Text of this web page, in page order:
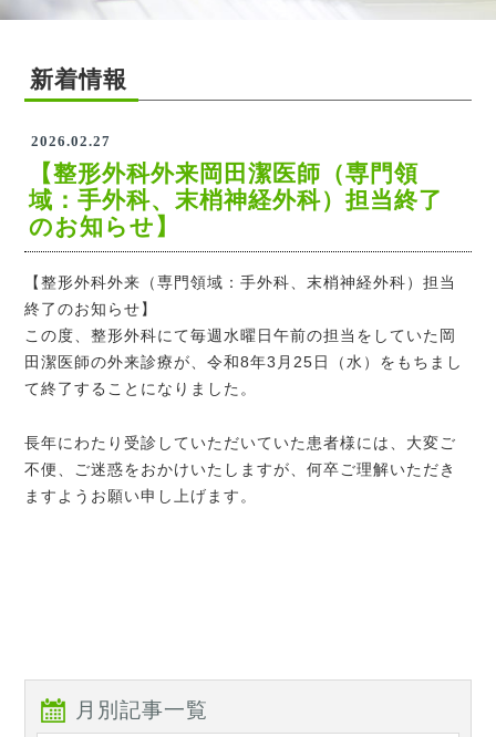
新着情報
2026.02.27
【整形外科外来岡田潔医師（専門領
域：手外科、末梢神経外科）担当終了
のお知らせ】
【整形外科外来（専門領域：手外科、末梢神経外科）担当
終了のお知らせ】
この度、整形外科にて毎週水曜日午前の担当をしていた岡
田潔医師の外来診療が、令和8年3月25日（水）をもちまし
て終了することになりました。
長年にわたり受診していただいていた患者様には、大変ご
不便、ご迷惑をおかけいたしますが、何卒ご理解いただき
ますようお願い申し上げます。
月別記事一覧